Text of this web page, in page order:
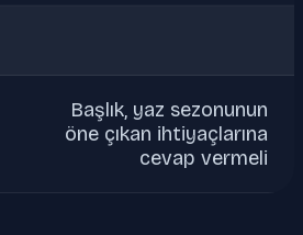
Başlık, yaz sezonunun
öne çıkan ihtiyaçlarına
cevap vermeli